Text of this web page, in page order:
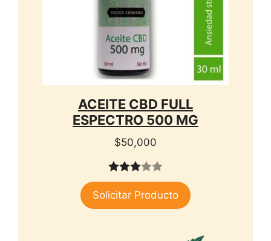
ACEITE CBD FULL
ESPECTRO 500 MG
$50,000
3.00
de 5
Solicitar Producto